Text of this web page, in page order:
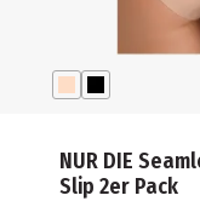
NUR DIE
Slip 2er Pack